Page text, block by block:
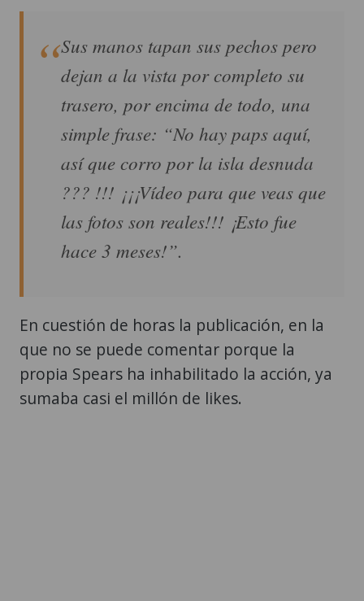
Sus manos tapan sus pechos pero
dejan a la vista por completo su
trasero, por encima de todo, una
simple frase: “No hay paps aquí,
así que corro por la isla desnuda
??? !!! ¡¡¡Vídeo para que veas que
las fotos son reales!!! ¡Esto fue
hace 3 meses!”.
En cuestión de horas la publicación, en la
que no se puede comentar porque la
propia Spears ha inhabilitado la acción, ya
sumaba casi el millón de likes.